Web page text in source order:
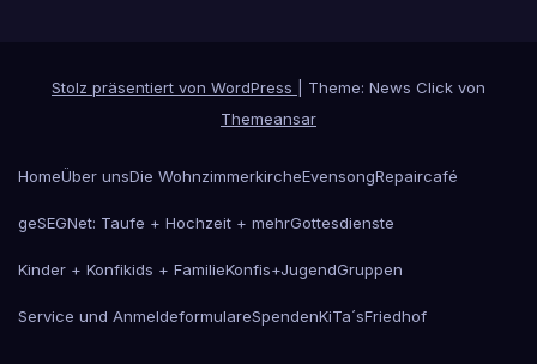
Stolz präsentiert von WordPress
Theme: News Click von
Themeansar
HomeÜber unsDie WohnzimmerkircheEvensongRepaircafé
geSEGNet: Taufe + Hochzeit + mehrGottesdienste
Kinder + Konfikids + FamilieKonfis+JugendGruppen
Service und AnmeldeformulareSpendenKiTa´sFriedhof